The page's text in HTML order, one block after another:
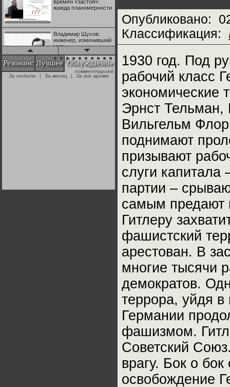
времен «застоя»:
жажда планомерности
Владимир Шухов:
инженер, изменивший
мир
"Аркадий Коц" на
эгалите-фесте "Не
Резонанс Лучшее Обсуждаемое
комментариев:
За неделю
| За месяц | За все время
Опубликовано:
Классификация:
1930 год. Под
рабочий класс
экономические
Эрнст Тельман,
Вильгельм
поднимают
призывают
слуги капитала
партии –
самым предают
Гитлеру
фашистский
арестован. В
многие тысячи
демократов.
террора, уйдя в
Германии
фашизмом.
Советский
врагу. Бок о
освобождение